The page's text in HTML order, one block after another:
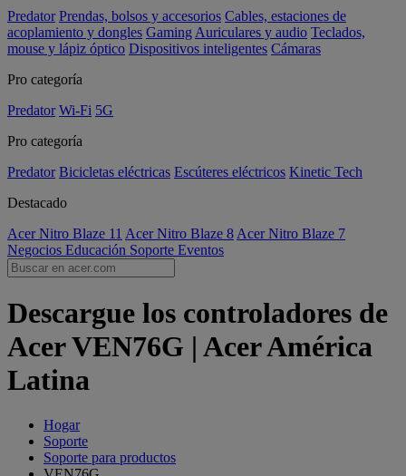
Predator Prendas, bolsos y accesorios Cables, estaciones de
acoplamiento y dongles Gaming Auriculares y audio Teclados,
mouse y lápiz óptico Dispositivos inteligentes Cámaras
Pro categoría
Predator Wi-Fi 5G
Pro categoría
Predator Bicicletas eléctricas Escúteres eléctricos Kinetic Tech
Destacado
Acer Nitro Blaze 11 Acer Nitro Blaze 8 Acer Nitro Blaze 7
Negocios Educación Soporte Eventos
Descargue los controladores de
Acer VEN76G | Acer América
Latina
Hogar
Soporte
Soporte para productos